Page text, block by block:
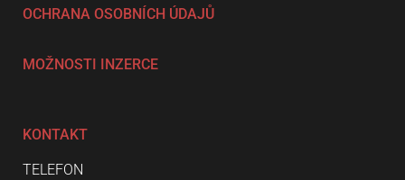
OCHRANA OSOBNÍCH ÚDAJŮ
MOŽNOSTI INZERCE
KONTAKT
TELEFON